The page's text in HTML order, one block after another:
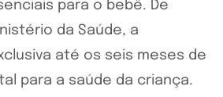
para o bebê. De
da Saúde, a
até os seis meses de
para a saúde da criança.